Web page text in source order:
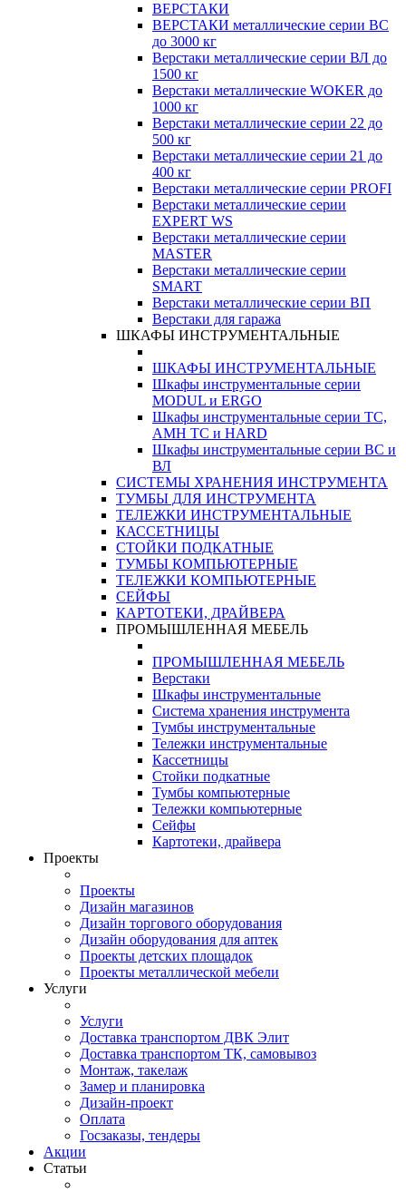
ВЕРСТАКИ
ВЕРСТАКИ металлические серии ВС
до 3000 кг
Верстаки металлические серии ВЛ до
1500 кг
Верстаки металлические WOKER до
1000 кг
Верстаки металлические серии 22 до
500 кг
Верстаки металлические серии 21 до
400 кг
Верстаки металлические серии PROFI
Верстаки металлические серии
EXPERT WS
Верстаки металлические серии
MASTER
Верстаки металлические серии
SMART
Верстаки металлические серии ВП
Верстаки для гаража
ШКАФЫ ИНСТРУМЕНТАЛЬНЫЕ
ШКАФЫ ИНСТРУМЕНТАЛЬНЫЕ
Шкафы инструментальные серии
MODUL и ERGO
Шкафы инструментальные серии ТС,
АМН ТС и HARD
Шкафы инструментальные серии ВС и
ВЛ
СИСТЕМЫ ХРАНЕНИЯ ИНСТРУМЕНТА
ТУМБЫ ДЛЯ ИНСТРУМЕНТА
ТЕЛЕЖКИ ИНСТРУМЕНТАЛЬНЫЕ
КАССЕТНИЦЫ
СТОЙКИ ПОДКАТНЫЕ
ТУМБЫ КОМПЬЮТЕРНЫЕ
ТЕЛЕЖКИ КОМПЬЮТЕРНЫЕ
СЕЙФЫ
КАРТОТЕКИ, ДРАЙВЕРА
ПРОМЫШЛЕННАЯ МЕБЕЛЬ
ПРОМЫШЛЕННАЯ МЕБЕЛЬ
Верстаки
Шкафы инструментальные
Система хранения инструмента
Тумбы инструментальные
Тележки инструментальные
Кассетницы
Стойки подкатные
Тумбы компьютерные
Тележки компьютерные
Сейфы
Картотеки, драйвера
Проекты
Проекты
Дизайн магазинов
Дизайн торгового оборудования
Дизайн оборудования для аптек
Проекты детских площадок
Проекты металлической мебели
Услуги
Услуги
Доставка транспортом ДВК Элит
Доставка транспортом ТК, самовывоз
Монтаж, такелаж
Замер и планировка
Дизайн-проект
Оплата
Госзаказы, тендеры
Акции
Статьи